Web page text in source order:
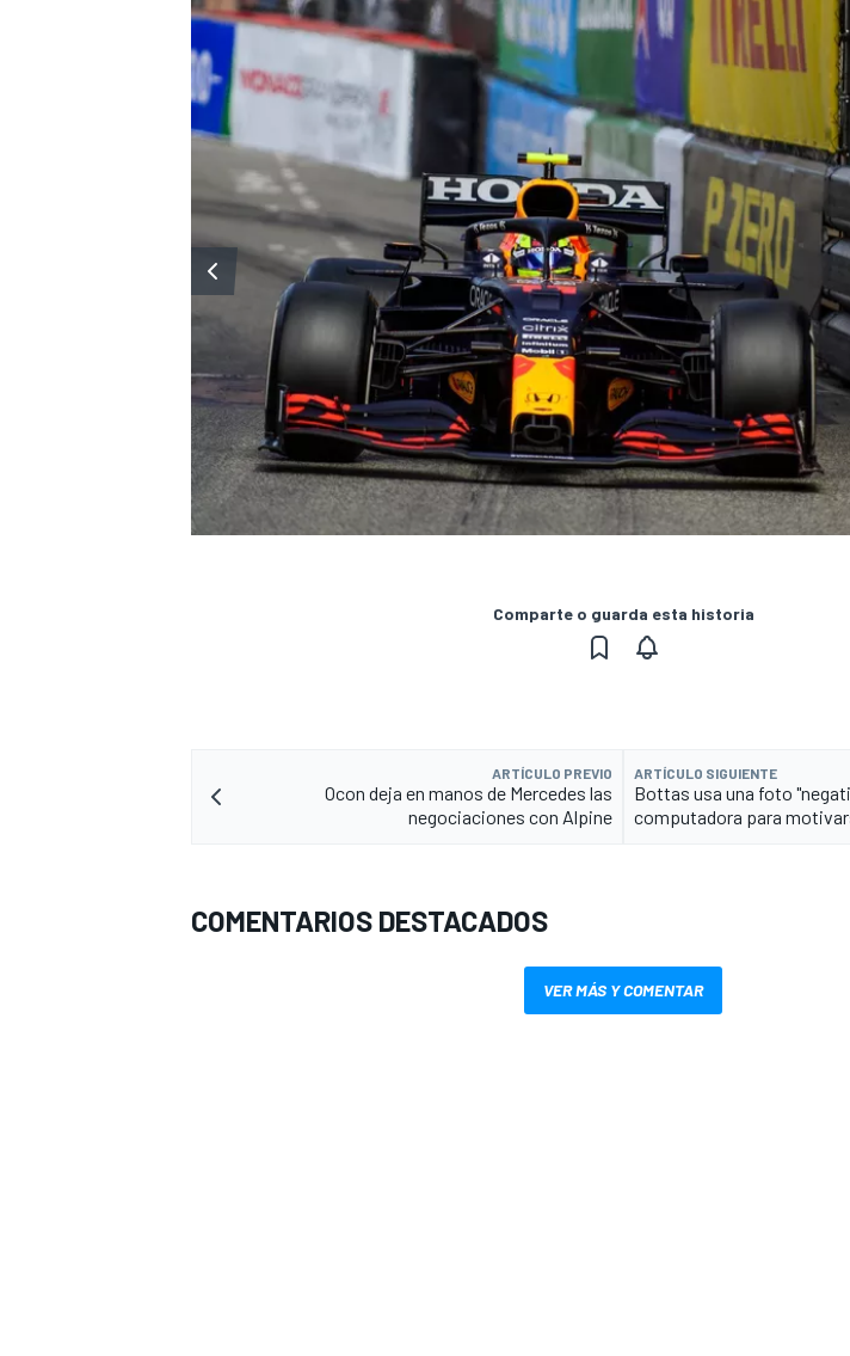
MÁS CATEGORÍAS
Comparte o guarda esta historia
ARTÍCULO PREVIO
Ocon deja en manos de Mercedes las
negociaciones con Alpine
ARTÍCULO SIGUIENTE
Bottas usa una foto
computadora para
COMENTARIOS DESTACADOS
VER MÁS Y COMENTAR